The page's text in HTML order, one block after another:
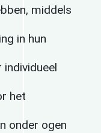
middels
in hun
het
onder ogen